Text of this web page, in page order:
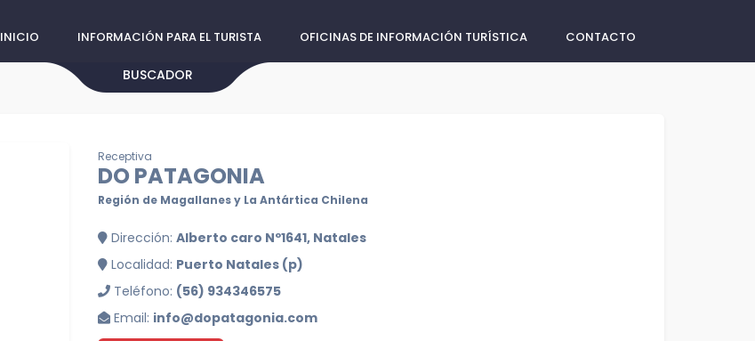
INICIO INFORMACIÓN PARA EL TURISTA OFICINAS DE INFORMACIÓN TURÍSTICA CONTACTO
BUSCADOR
Receptiva
DO PATAGONIA
Región de Magallanes y La Antártica Chilena
Dirección: Alberto caro Nº1641, Natales
Localidad: Puerto Natales (p)
Teléfono: (56) 934346575
Email: info@dopatagonia.com